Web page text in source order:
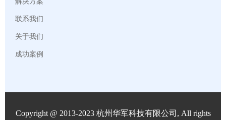
联系我们
关于我们
成功案例
Copyright @ 2013-2023 杭州华军科技有限公司, All rights